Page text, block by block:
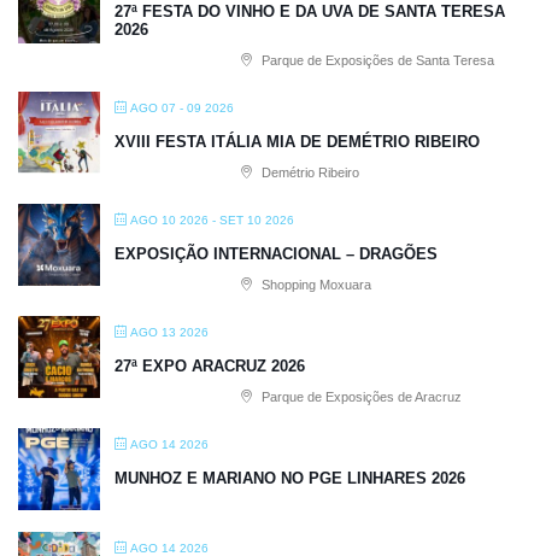
27ª FESTA DO VINHO E DA UVA DE SANTA TERESA
2026
Parque de Exposições de Santa Teresa
AGO 07 - 09 2026
XVIII FESTA ITÁLIA MIA DE DEMÉTRIO RIBEIRO
Demétrio Ribeiro
AGO 10 2026 - SET 10 2026
EXPOSIÇÃO INTERNACIONAL – DRAGÕES
Shopping Moxuara
AGO 13 2026
27ª EXPO ARACRUZ 2026
Parque de Exposições de Aracruz
AGO 14 2026
MUNHOZ E MARIANO NO PGE LINHARES 2026
AGO 14 2026